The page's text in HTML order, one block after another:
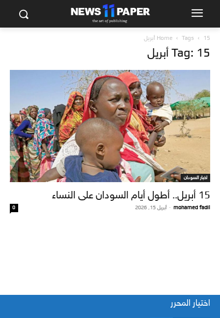
Home Tags 15 أبريل
Tag: 15 أبريل
اخبار السودان
15 أبريل.. أطول أيام السودان على النساء
mohamed fadil
- أبريل 15, 2026 0
اختيار المحرر